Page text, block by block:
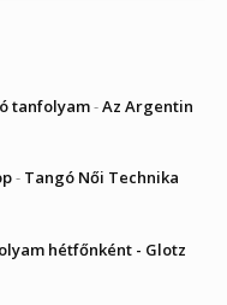
tanfolyam-Az Argentin
- Tangó Női Technika
hétfőnként - Glotz